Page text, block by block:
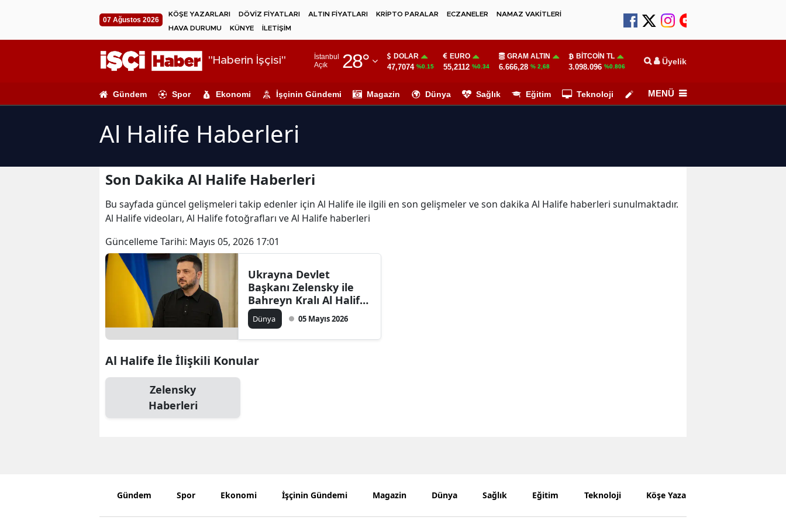
07 Ağustos 2026
KÖŞE YAZARLARI DÖVİZ FİYATLARI ALTIN FİYATLARI KRİPTO PARALAR ECZANELER
NAMAZ VAKİTLERİ
HAVA DURUMU
KÜNYE İLETİŞİM
"Haberin İşçisi"
İstanbul
Açık
28°
Adıyaman
Ağrı
Artvin
Balıkesir
Bilecik
Bingöl
Bitlis
Denizli
Diyarbakır
DOLAR
47,7074 %0.15
EURO
55,2112 %0.34
GRAM ALTIN
6.666,28 % 2,68
BITCOIN TL
3.098.096 %0.806 Üyelik
Gündem Spor Ekonomi İşçinin Gündemi Magazin Dünya Sağlık Eğitim Teknoloji Köşe Yazarları
MENÜ
Al Halife Haberleri
Son Dakika Al Halife Haberleri
Bu sayfada güncel gelişmeleri takip edenler için Al Halife ile ilgili en son gelişmeler ve son dakika Al Halife haberleri sunulmaktadır.
Al Halife videoları, Al Halife fotoğrafları ve Al Halife haberleri
Güncelleme Tarihi: Mayıs 05, 2026 17:01
Ukrayna Devlet
Başkanı Zelensky ile
Bahreyn Kralı Al Halife
görüştü
Dünya 05 Mayıs 2026
Al Halife İle İlişkili Konular
Zelensky
Haberleri
Gündem Spor Ekonomi İşçinin Gündemi Magazin Dünya Sağlık Eğitim Teknoloji Köşe Yazarları